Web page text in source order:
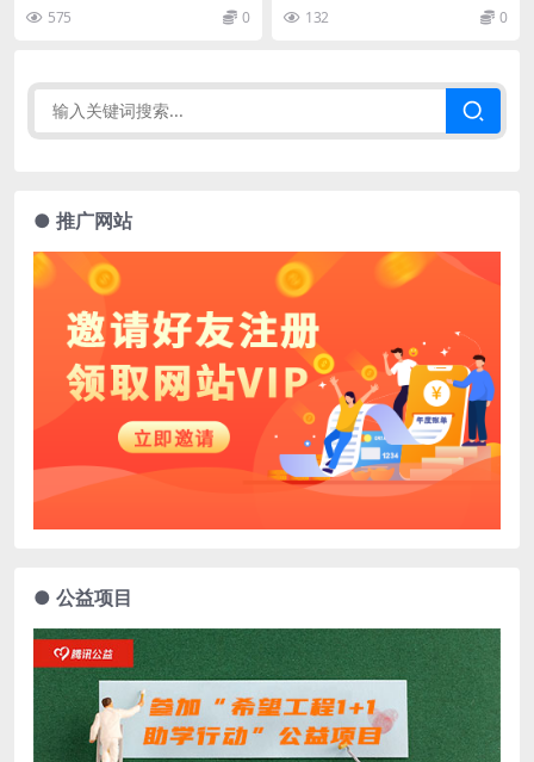
575 0 132 0
● 推广网站
● 公益项目